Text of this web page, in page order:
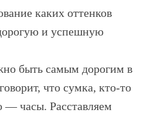
каких оттенков
и успешную
быть самым дорогим в
что сумка, кто-то
— часы. Расставляем